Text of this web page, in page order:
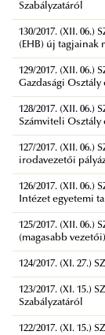
Szabályzatáról
130/2017. (XII. 06.)
(EHB) új tagjainak
129/2017. (XII. 06.)
Gazdasági Osztály
128/2017. (XII. 06.)
Számviteli Osztály
127/2017. (XII. 06.)
irodavezetői
126/2017. (XII. 06.)
Intézet egyetemi
125/2017. (XII. 06.)
(magasabb
124/2017. (XI. 27.)
123/2017. (XI. 15.)
Szabályzatáról
122/2017. (XI. 15.)